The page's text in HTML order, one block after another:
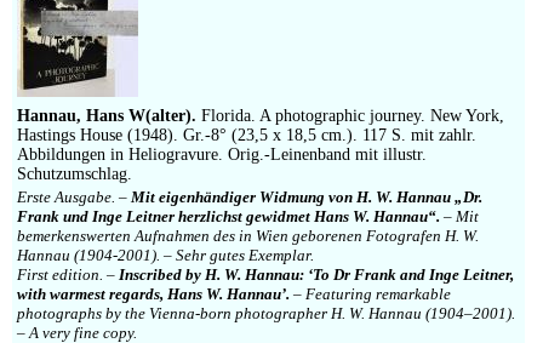
Hannau, Hans W(alter). Florida. A photographic journey. New York,
Hastings House (1948). Gr.-8° (23,5 x 18,5 cm.). 117 S. mit zahlr.
Abbildungen in Heliogravure. Orig.-Leinenband mit illustr.
Schutzumschlag.
Erste Ausgabe. – Mit eigenhändiger Widmung von H. W. Hannau „Dr.
Frank und Inge Leitner herzlichst gewidmet Hans W. Hannau“. – Mit
bemerkenswerten Aufnahmen des in Wien geborenen Fotografen H. W.
Hannau (1904-2001). – Sehr gutes Exemplar.
First edition. – Inscribed by H. W. Hannau: ‘To Dr Frank and Inge Leitner,
with warmest regards, Hans W. Hannau’. – Featuring remarkable
photographs by the Vienna-born photographer H. W. Hannau (1904–2001).
– A very fine copy.